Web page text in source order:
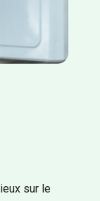
sur le